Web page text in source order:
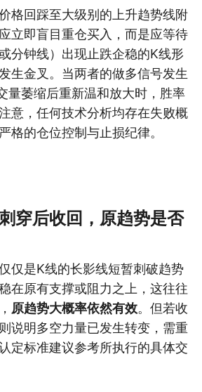
格回踩至大级别的上升趋势线附
立即盲目重仓买入，而是应等待
分钟线）出现止跌企稳的K线形
生金叉。当两者的做多信号发生
量萎缩后重新温和放大时，胜率
意，任何技术分析均存在失败概
格的仓位控制与止损纪律。
穿后收回，原趋势是否
仅是K线的长影线短暂刺破趋势
在原有支撑或阻力之上，这往往
原趋势大概率依然有效。但若收
说明多空力量已发生转变，需重
定标准建议参考所执行的具体交